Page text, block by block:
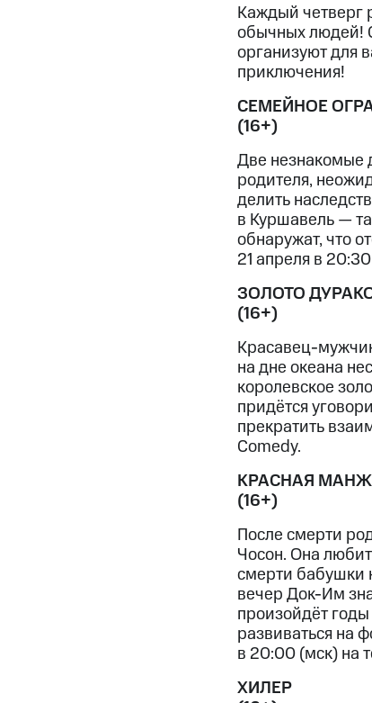
Каждый четверг
обычных людей!
организуют для
приключения!
СЕМЕЙНОЕ
(16+)
Две незнакомые
родителя,
делить
в Куршавель —
обнаружат, что
21 апреля в
ЗОЛОТО
(16+)
Красавец-
на дне океана
королевское
придётся
прекратить
Comedy.
КРАСНАЯ
(16+)
После смерти
Чосон. Она
смерти бабушки
вечерДок-Им
произойдёт
развиваться на
в 20:00 (мск) на
ХИЛЕР